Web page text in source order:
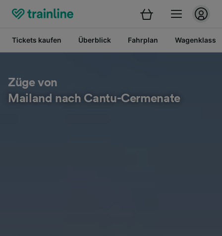
Tickets kaufen Überblick Fahrplan
Züge von
Mailand nach Cantu-Cermenate